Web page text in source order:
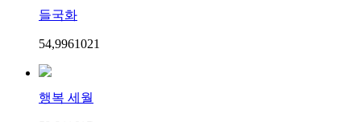
들국화
54,9961021
행복 세월